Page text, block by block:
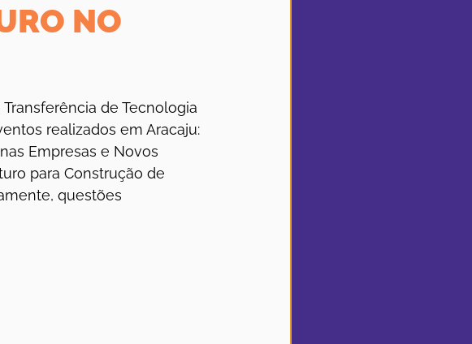
NO
de Tecnologia
realizados em Aracaju:
Empresas e Novos
para Construção de
questões